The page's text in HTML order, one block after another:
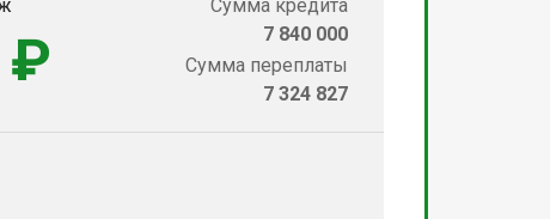
₽
Сумма кредита
7 840 000
Сумма переплаты
7 324 827